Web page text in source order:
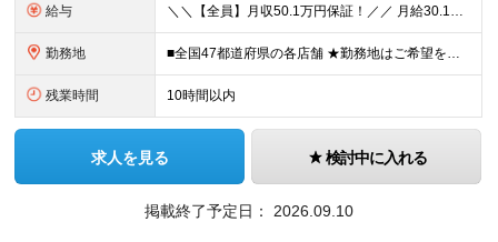
給与 ＼＼【全員】月収50.1万円保証！／／ 月給30.1万円＋インセン＋特別手当20万円(半年間)＋賞与 ※経験者は優遇いたします（研修も免除の場合有） ※固定残業代:7万4000円以上/月45時間分
勤務地 ■全国47都道府県の各店舗 ★勤務地はご希望を考慮の上、決定します ★今後も店舗を全国に拡大していきます ★U・Iターン歓迎（社宅あり） ★マイカー通勤OK（地域により規定あり。詳細はお問合せくださ
残業時間 10時間以内
求人を見る 検討中に入れる
掲載終了予定日： 2026.09.10